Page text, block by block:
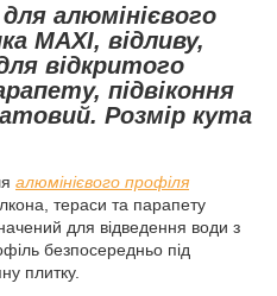
для алюмінієвого
MAXI, відливу,
відкритого
підвіконня
Розмір кута
алюмінієвого профіля
тераси та парапету
для відведення води з
безпосередньо під
плитку.